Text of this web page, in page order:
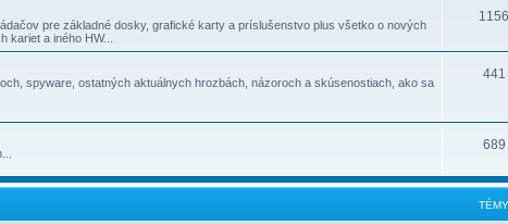
pre základné dosky, grafické karty a príslušenstvo plus všetko o nových
a iného HW...
1156
spyware, ostatných aktuálnych hrozbách, názoroch a skúsenostiach, ako sa
441
689
TÉMY